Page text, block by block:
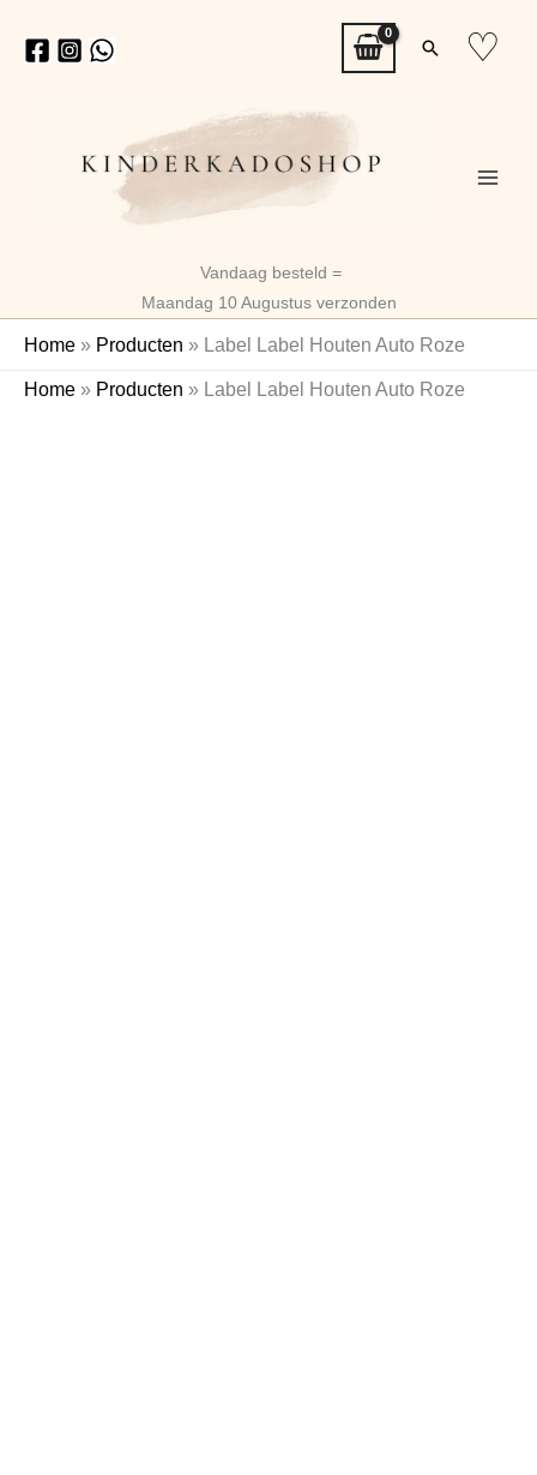
naar
Zoeken
♡
Vandaag besteld =
Maandag 10 Augustus verzonden
Home » Producten » Label Label Houten Auto Roze
Home » Producten » Label Label Houten Auto Roze
Label